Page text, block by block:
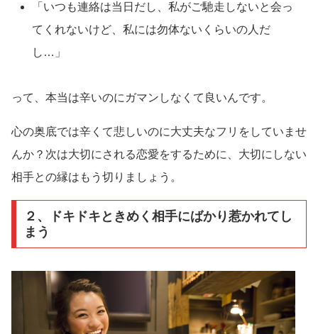
「いつも連絡は当日だし、私がご馳走しないと会っ
てくれないけど、私には勿体ないくらいの人だ
し…」
って、本当は辛いのにガマンしなくて良いんです。
心の奥底では辛くて悲しいのに大丈夫なフリをしていませ
んか？次は大切にされる恋愛をするために、大切にしない
相手との縁はもう切りましょう。
２、ドキドキときめく相手にばかり惹かれてし
まう